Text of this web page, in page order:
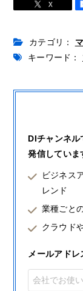
カテゴリ：
キーワード：
DIチャンネル
発信していま
ビジネス
レンド
業種ごと
クラウド
メールアドレ